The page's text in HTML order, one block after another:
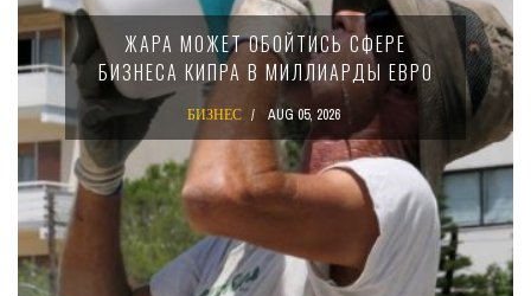
СФЕРЕ
ЕВРО
МИНФИН КИПРА ПЕРЕПИСАЛ
15-ПРОЦЕНТНОМ
КРУПНЫХ
КОМПАНИЙ
БИЗНЕС AUG 02, 2026